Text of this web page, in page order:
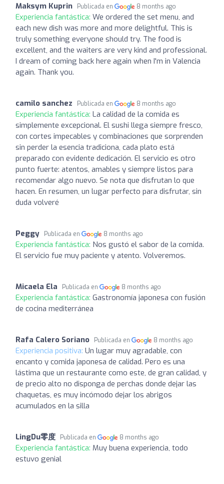
Maksym Kuprin Publicada en 8 months ago
Experiencia fantástica: We ordered the set menu, and
each new dish was more and more delightful. This is
truly something everyone should try. The food is
excellent, and the waiters are very kind and professional.
I dream of coming back here again when I'm in Valencia
again. Thank you.
camilo sanchez Publicada en 8 months ago
Experiencia fantástica: La calidad de la comida es
simplemente excepcional. El sushi llega siempre fresco,
con cortes impecables y combinaciones que sorprenden
sin perder la esencia tradiciona, cada plato está
preparado con evidente dedicación. El servicio es otro
punto fuerte: atentos, amables y siempre listos para
recomendar algo nuevo. Se nota que disfrutan lo que
hacen. En resumen, un lugar perfecto para disfrutar, sin
duda volveré
Peggy Publicada en 8 months ago
Experiencia fantástica: Nos gustó el sabor de la comida.
El servicio fue muy paciente y atento. Volveremos.
Micaela Ela Publicada en 8 months ago
Experiencia fantástica: Gastronomía japonesa con fusión
de cocina mediterránea
Rafa Calero Soriano Publicada en 8 months ago
Experiencia positiva: Un lugar muy agradable, con
encanto y comida japonesa de calidad. Pero es una
lástima que un restaurante como este, de gran calidad, y
de precio alto no disponga de perchas donde dejar las
chaquetas, es muy incómodo dejar los abrigos
acumulados en la silla
LingDu零度 Publicada en 8 months ago
Experiencia fantástica: Muy buena experiencia, todo
estuvo genial